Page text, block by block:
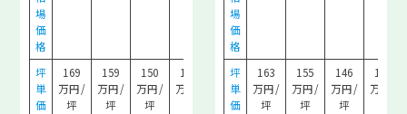
マンション売却した理由TOP7
売却にかかった期間TOP5
当社を選んだ理由TOP8
場
価
格
坪
単
価
169
万円/
坪
159
万円/
坪
150
万円/
坪
140
万円/
120
万円/
坪
場
価
格
坪
単
価
163
万円/
坪
155
万円/
坪
146
万円/
坪
138
万円/